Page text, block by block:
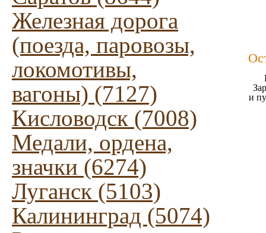
Железная дорога
(поезда, паровозы,
локомотивы,
вагоны) (7127)
Кисловодск (7008)
Медали, ордена,
значки (6274)
Луганск (5103)
Калининград (5074)
и